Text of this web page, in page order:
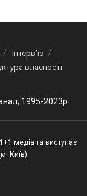
Інтерв’ю
власності
1995-2023р.
медіа та виступає
Київ)